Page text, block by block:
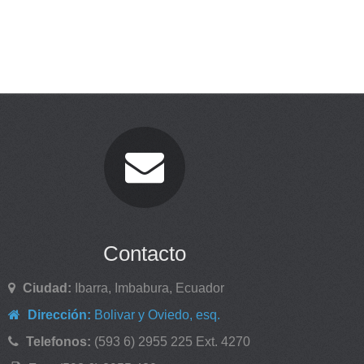
Contacto
Ciudad:
Ibarra, Imbabura, Ecuador
Dirección: Bolivar y Oviedo, esq.
Telefonos: (593 6) 2955 225 Ext. 4270